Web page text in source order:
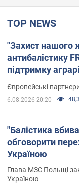
TOP NEWS
"Захист нашого
антибалістику
підтримку
Європейські
6.08.2026 20:20
"Балістика
обговорити
Україною
Глава МЗС Польщі
Україною